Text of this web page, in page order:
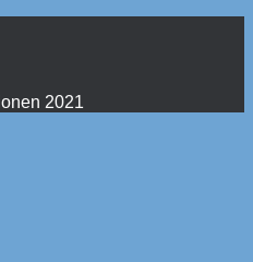
2021